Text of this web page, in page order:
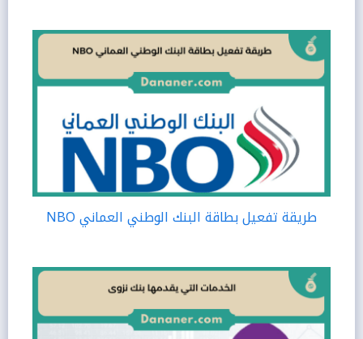
طريقة تفعيل بطاقة البنك الوطني العماني NBO